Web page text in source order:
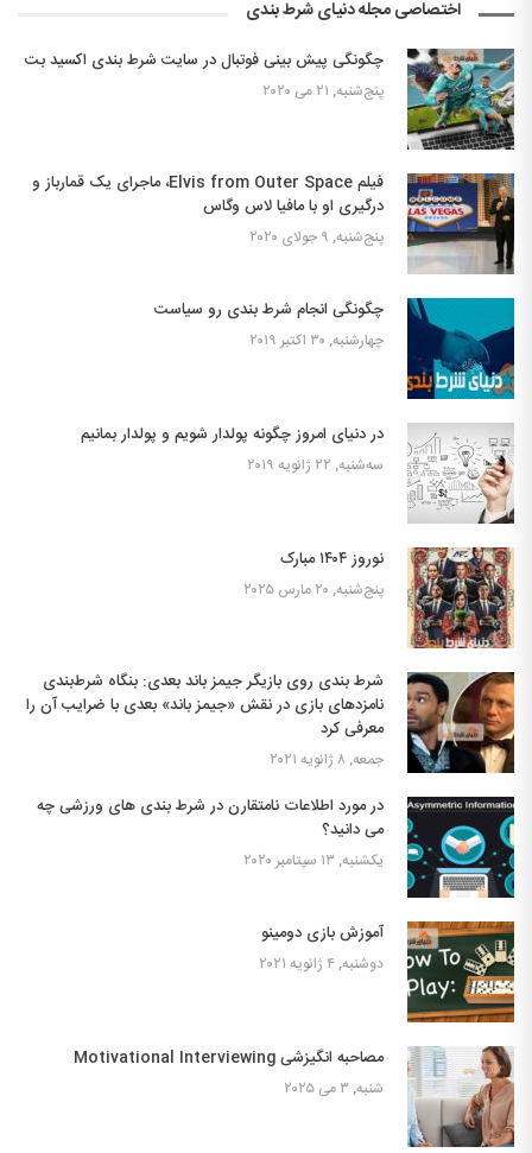
اختصاصی مجله دنیای شرط بندی
چگونگی پیش بینی فوتبال در سایت شرط بندی اکسید بت
پنج‌شنبه, ۲۱ می ۲۰۲۰
فیلم Elvis from Outer Space، ماجرای یک قمارباز و
درگیری او با مافیا لاس وگاس
پنج‌شنبه, ۹ جولای ۲۰۲۰
چگونگی انجام شرط بندی رو سیاست
چهارشنبه, ۳۰ اکتبر ۲۰۱۹
در دنیای امروز چگونه پولدار شویم و پولدار بمانیم
سه‌شنبه, ۲۲ ژانویه ۲۰۱۹
نوروز ۱۴۰۴ مبارک
پنج‌شنبه, ۲۰ مارس ۲۰۲۵
شرط بندی روی بازیگر جیمز باند بعدی: بنگاه شرط‌بندی
نامزدهای بازی در نقش «جیمز باند» بعدی با ضرایب آن را
معرفی کرد
جمعه, ۸ ژانویه ۲۰۲۱
در مورد اطلاعات نامتقارن در شرط بندی های ورزشی چه
می دانید؟
یکشنبه, ۱۳ سپتامبر ۲۰۲۰
آموزش بازی دومینو
دوشنبه, ۴ ژانویه ۲۰۲۱
مصاحبه انگیزشی Motivational Interviewing
شنبه, ۳ می ۲۰۲۵